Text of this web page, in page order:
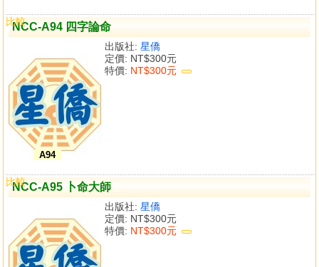
NCC-A94 四字論命
A94
出版社: 星僑
定價: NT$300元
特價: NT$300元
比較
NCC-A95 卜命大師
出版社: 星僑
定價: NT$300元
特價: NT$300元
比較